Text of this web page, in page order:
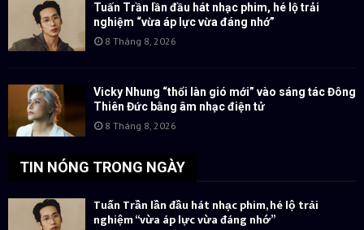
Tuấn Trần lần đầu hát nhạc phim, hé lộ trải
nghiệm “vừa áp lực vừa đáng nhớ”
8 Tháng 8, 2026
Vicky Nhung “thổi làn gió mới” vào sáng tác Đông
Thiên Đức bằng âm nhạc điện tử
8 Tháng 8, 2026
TIN NÓNG TRONG NGÀY
Tuấn Trần lần đầu hát nhạc phim, hé lộ trải
nghiệm “vừa áp lực vừa đáng nhớ”